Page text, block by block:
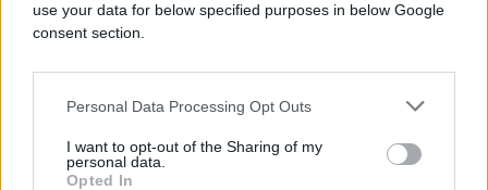
use your data for below specified purposes in below Google
consent section.
Personal Data Processing Opt Outs
I want to opt-out of the Sharing of my
personal data.
Opted In
#automobila bez vozača